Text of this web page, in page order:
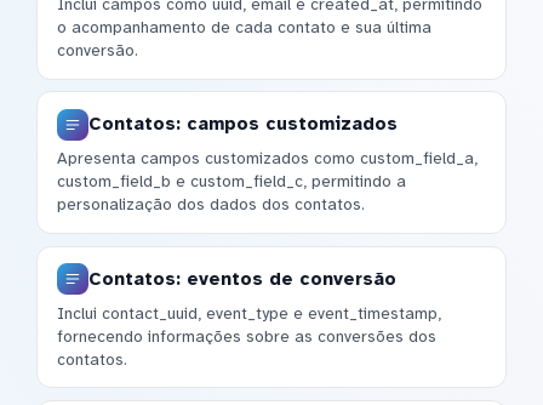
Inclui campos como uuid, email e created_at, permitindo
o acompanhamento de cada contato e sua última
conversão.
Contatos: campos customizados
Apresenta campos customizados como custom_field_a,
custom_field_b e custom_field_c, permitindo a
personalização dos dados dos contatos.
Contatos: eventos de conversão
Inclui contact_uuid, event_type e event_timestamp,
fornecendo informações sobre as conversões dos
contatos.